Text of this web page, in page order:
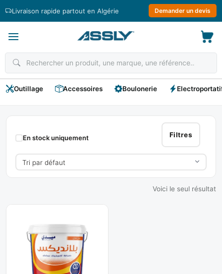
Livraison rapide partout en Algérie Demander un devis
Outillage Accessoires Boulonerie
Vinyle
Filtres
En stock uniquement
Voici le seul résultat